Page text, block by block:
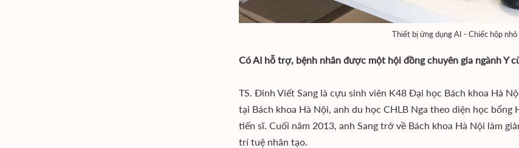
Thiết bị ứng dụng AI - Chiếc hộp nhỏ
Có AI hỗ trợ, bệnh nhân được một hội đồng chuyên gia ngành Y
TS. Đinh Viết Sang là cựu sinh viên K48 Đại học Bách khoa Hà
tại Bách khoa Hà Nội, anh du học CHLB Nga theo diện học bổng
tiến sĩ. Cuối năm 2013, anh Sang trở về Bách khoa Hà Nội làm
trí tuệ nhân tạo.